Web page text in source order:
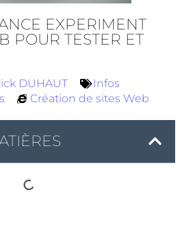
EXPERIMENT
POUR TESTER ET
DUHAUT
Infos
Création de sites Web